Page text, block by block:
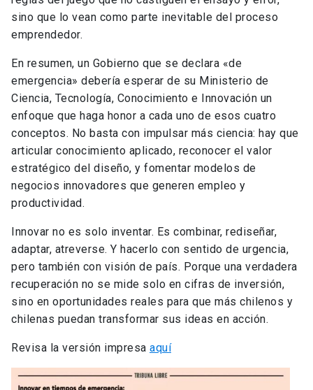
sino que lo vean como parte inevitable del proceso
emprendedor.
En resumen, un Gobierno que se declara «de
emergencia» debería esperar de su Ministerio de
Ciencia, Tecnología, Conocimiento e Innovación un
enfoque que haga honor a cada uno de esos cuatro
conceptos. No basta con impulsar más ciencia: hay que
articular conocimiento aplicado, reconocer el valor
estratégico del diseño, y fomentar modelos de
negocios innovadores que generen empleo y
productividad.
Innovar no es solo inventar. Es combinar, rediseñar,
adaptar, atreverse. Y hacerlo con sentido de urgencia,
pero también con visión de país. Porque una verdadera
recuperación no se mide solo en cifras de inversión,
sino en oportunidades reales para que más chilenos y
chilenas puedan transformar sus ideas en acción.
Revisa la versión impresa aquí